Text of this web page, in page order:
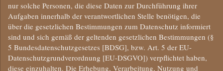
nur solche Personen, die diese Daten zur Durchführung ihrer
Aufgaben innerhalb der verantwortlichen Stelle benötigen, die
über die gesetzlichen Bestimmungen zum Datenschutz informiert
sind und sich gemäß der geltenden gesetzlichen Bestimmungen (§
5 Bundesdatenschutzgesetzes [BDSG], bzw. Art. 5 der EU-
Datenschutzgrundverordnung [EU-DSGVO]) verpflichtet haben,
diese einzuhalten. Die Erhebung, Verarbeitung, Nutzung und